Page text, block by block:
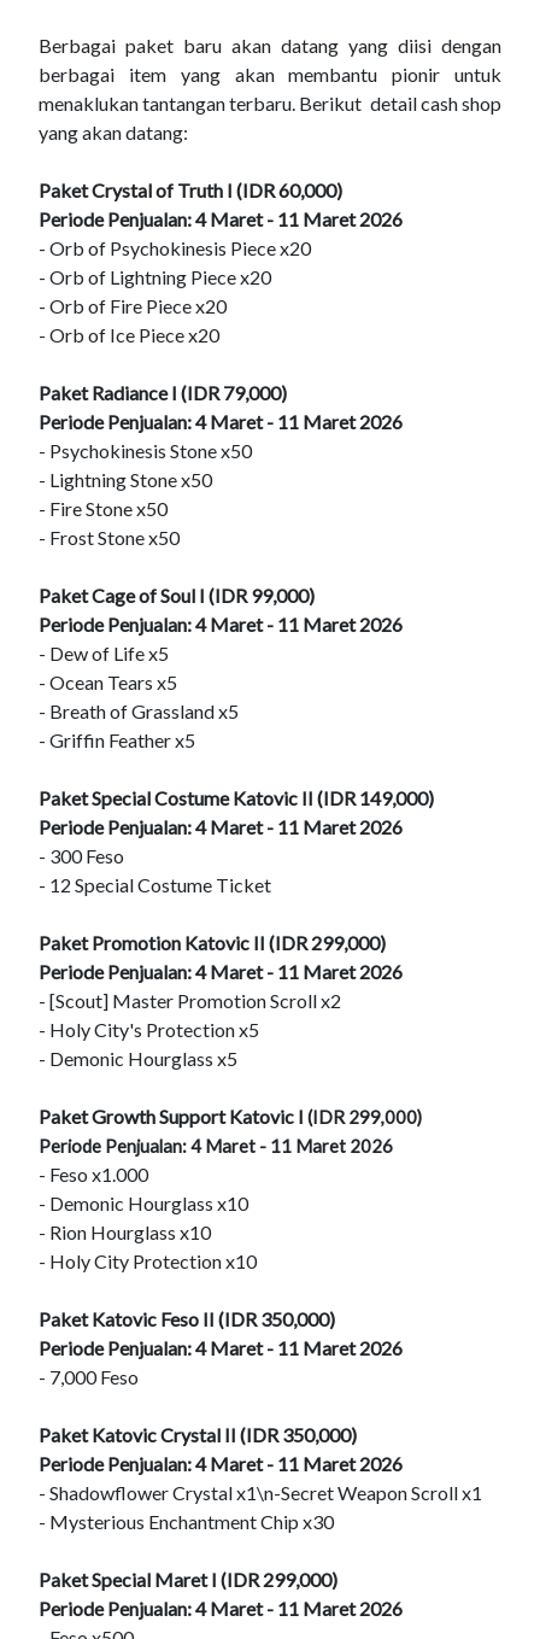
Berbagai paket baru akan datang yang diisi dengan
berbagai item yang akan membantu pionir untuk
menaklukan tantangan terbaru. Berikut detail cash shop
yang akan datang:
Paket Crystal of Truth I (IDR 60,000)
Periode Penjualan: 4 Maret - 11 Maret 2026
- Orb of Psychokinesis Piece x20
- Orb of Lightning Piece x20
- Orb of Fire Piece x20
- Orb of Ice Piece x20
Paket Radiance I (IDR 79,000)
Periode Penjualan: 4 Maret - 11 Maret 2026
- Psychokinesis Stone x50
- Lightning Stone x50
- Fire Stone x50
- Frost Stone x50
Paket Cage of Soul I (IDR 99,000)
Periode Penjualan: 4 Maret - 11 Maret 2026
- Dew of Life x5
- Ocean Tears x5
- Breath of Grassland x5
- Griffin Feather x5
Paket Special Costume Katovic II (IDR 149,000)
Periode Penjualan: 4 Maret - 11 Maret 2026
- 300 Feso
- 12 Special Costume Ticket
Paket Promotion Katovic II (IDR 299,000)
Periode Penjualan: 4 Maret - 11 Maret 2026
- [Scout] Master Promotion Scroll x2
- Holy City's Protection x5
- Demonic Hourglass x5
Paket Growth Support Katovic I (IDR 299,000)
Periode Penjualan: 4 Maret - 11 Maret 2026
- Feso x1.000
- Demonic Hourglass x10
- Rion Hourglass x10
- Holy City Protection x10
Paket Katovic Feso II (IDR 350,000)
Periode Penjualan: 4 Maret - 11 Maret 2026
- 7,000 Feso
Paket Katovic Crystal II (IDR 350,000)
Periode Penjualan: 4 Maret - 11 Maret 2026
- Shadowflower Crystal x1\n-Secret Weapon Scroll x1
- Mysterious Enchantment Chip x30
Paket Special Maret I (IDR 299,000)
Periode Penjualan: 4 Maret - 11 Maret 2026